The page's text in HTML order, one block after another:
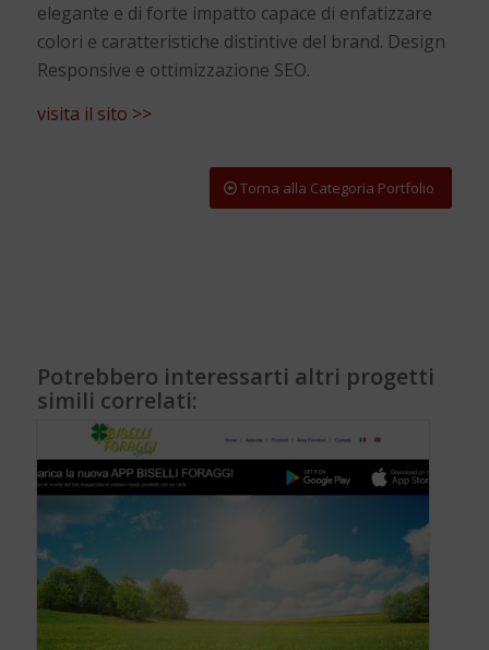
elegante e di forte impatto capace di enfatizzare
colori e caratteristiche distintive del brand. Design
Responsive e ottimizzazione SEO.
visita il sito >>
Torna alla Categoria Portfolio
Potrebbero interessarti altri progetti
simili correlati: